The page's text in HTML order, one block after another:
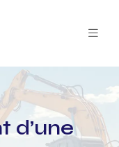
d’une